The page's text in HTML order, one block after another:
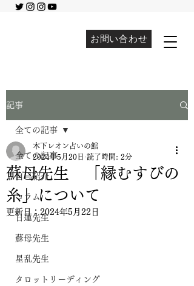
お問い合わせ
記事
全ての記事
自己紹介
コラム
日蓮先生
蘇母先生
星乱先生
タロットリーディング
全ての記事
蘇母先生 「縁むすびの
糸」について
木下レオン占いの館
2024年5月20日 読了時間: 2分
更新日： 2024年5月22日